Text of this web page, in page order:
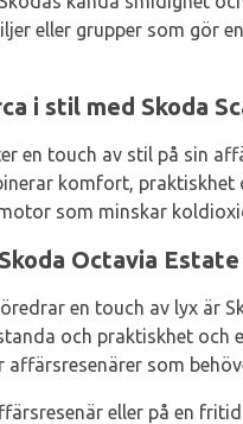
eller grupper som gör
i stil med Skoda
en touch av stil på sin
komfort, praktiskhet
som minskar
Octavia
en touch av lyx är
och praktiskhet
affärsresenärer som
eller på en